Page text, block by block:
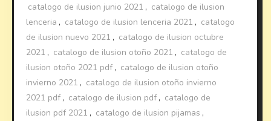
catalogo de ilusion junio 2021 , catalogo de ilusion
lenceria , catalogo de ilusion lenceria 2021 , catalogo
de ilusion nuevo 2021 , catalogo de ilusion octubre
2021 , catalogo de ilusion otoño 2021 , catalogo de
ilusion otoño 2021 pdf , catalogo de ilusion otoño
invierno 2021 , catalogo de ilusion otoño invierno
2021 pdf , catalogo de ilusion pdf , catalogo de
ilusion pdf 2021 , catalogo de ilusion pijamas ,